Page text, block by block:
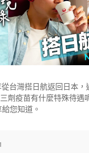
台灣搭日航返回日本，
劑疫苗有什麼特殊待遇
您知道。